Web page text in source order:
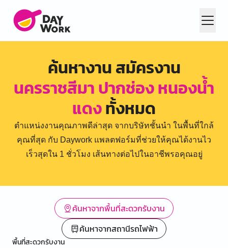
ค้นหางาน สมัครงาน
นครราชสีมา ปากช่อง หนองน้ำ
แดงทั้งหมด
ตำแหน่งงานคุณภาพดีล่าสุด จากบริษัทชั้นนำ ในพื้นที่ใกล้
คุณที่สุด กับ Daywork แพลตฟอร์มที่ช่วยให้คุณได้งานไว
เร็วสุดใน 1 ชั่วโมง เส้นทางต่อไปในอาชีพรอคุณอยู่
ค้นหาจากพื้นที่สะดวกรับงาน
ค้นหาจากสถานีรถไฟฟ้า
พื้นที่สะดวกรับงาน